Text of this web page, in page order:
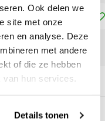
Ook delen we
site met onze
en analyse. Deze
met andere
of die ze hebben
van hun services.
Details tonen
winkelwagen